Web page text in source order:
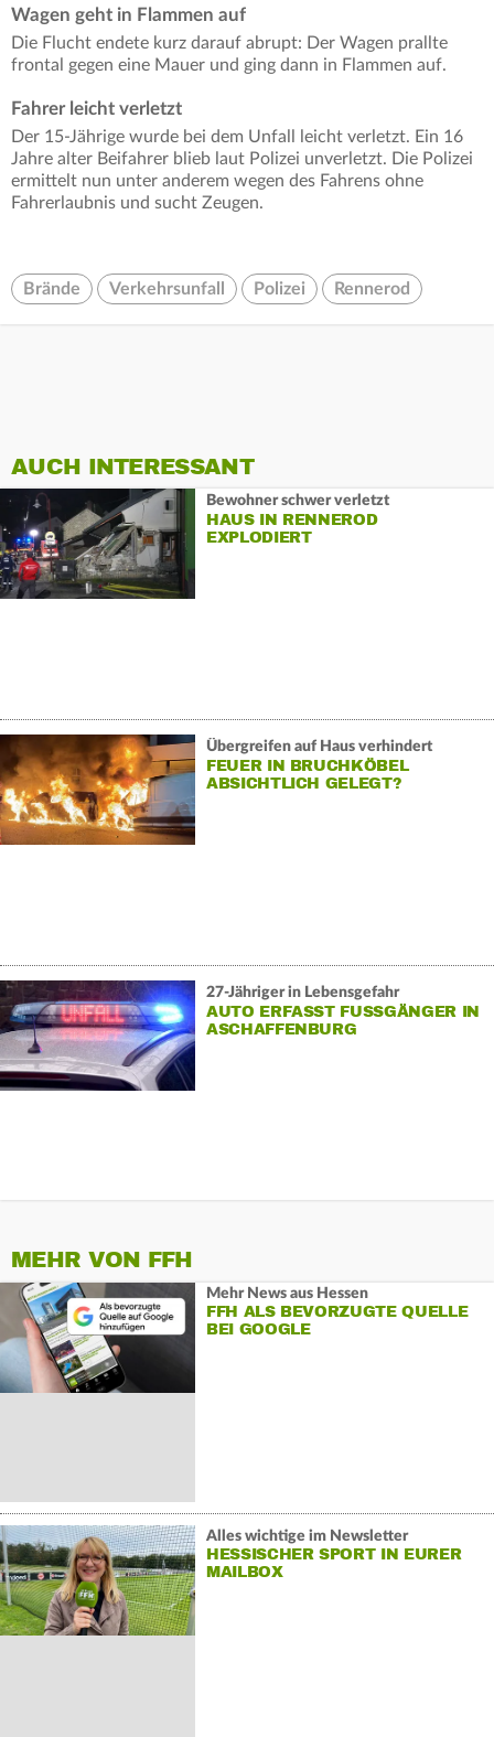
Wagen geht in Flammen auf
Die Flucht endete kurz darauf abrupt: Der Wagen prallte
frontal gegen eine Mauer und ging dann in Flammen auf.
Fahrer leicht verletzt
Der 15-Jährige wurde bei dem Unfall leicht verletzt. Ein 16
Jahre alter Beifahrer blieb laut Polizei unverletzt. Die Polizei
ermittelt nun unter anderem wegen des Fahrens ohne
Fahrerlaubnis und sucht Zeugen.
Brände Verkehrsunfall Polizei Rennerod
AUCH INTERESSANT
Bewohner schwer verletzt
HAUS IN RENNEROD
EXPLODIERT
Übergreifen auf Haus verhindert
FEUER IN BRUCHKÖBEL
ABSICHTLICH GELEGT?
27-Jähriger in Lebensgefahr
AUTO ERFASST FUSSGÄNGER IN A
SCHAFFENBURG
MEHR VON FFH
Mehr News aus Hessen
FFH ALS BEVORZUGTE QUELLE
BEI GOOGLE
Alles wichtige im Newsletter
HESSISCHER SPORT IN EURER
MAILBOX